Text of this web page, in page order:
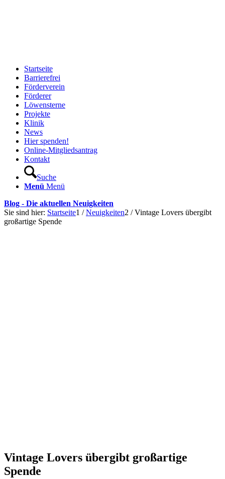
Startseite
Barrierefrei
Förderverein
Förderer
Löwensterne
Projekte
Klinik
News
Hier spenden!
Online-Mitgliedsantrag
Kontakt
Suche
Menü Menü
Blog - Die aktuellen Neuigkeiten
Sie sind hier: Startseite1 / Neuigkeiten2 / Vintage Lovers übergibt
großartige Spende
Vintage Lovers übergibt großartige
Spende